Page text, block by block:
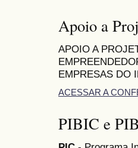
Apoio a
APOIO A
EMPRESAS DO
ACESSAR A
PIBIC e